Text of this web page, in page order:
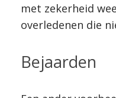
met zekerheid
overledenen die
Bejaarden